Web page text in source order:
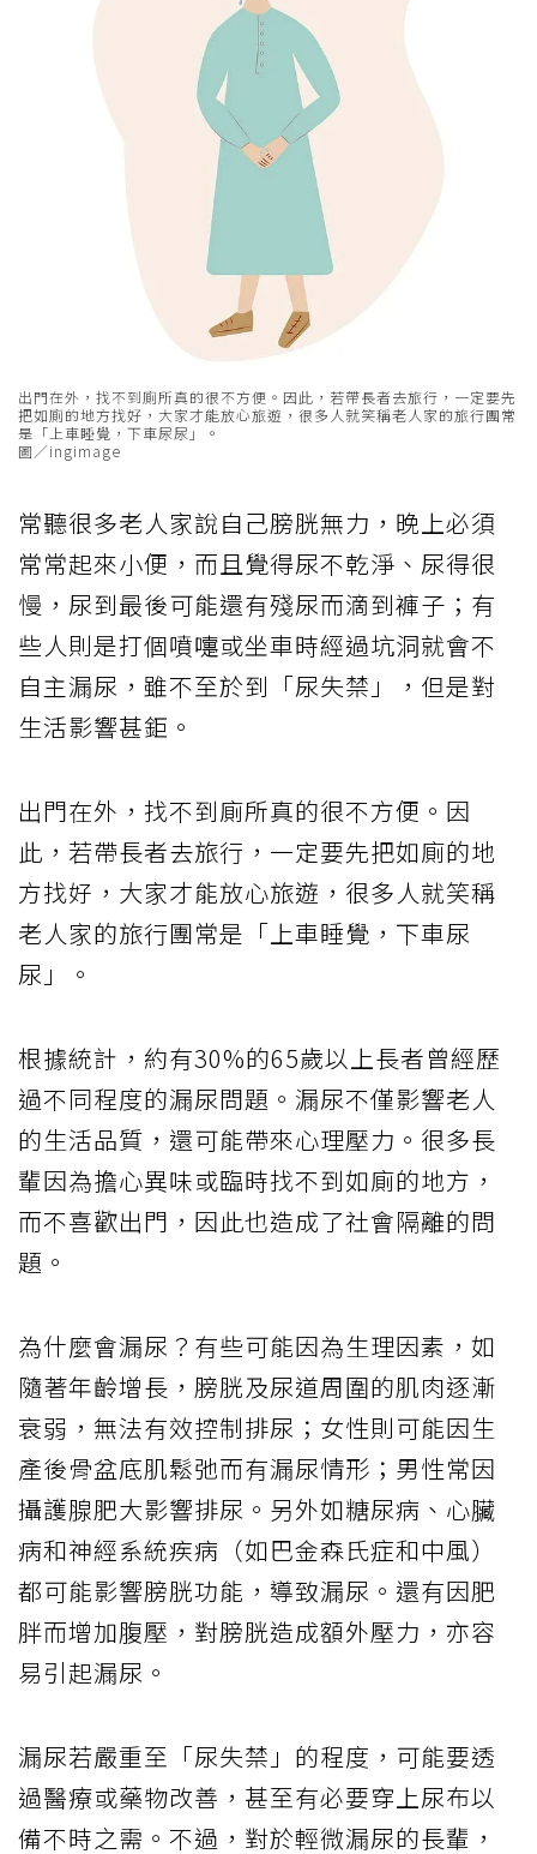
出門在外，找不到廁所真的很不方便。因此，若帶長者去旅行，一定要先
把如廁的地方找好，大家才能放心旅遊，很多人就笑稱老人家的旅行團常
是「上車睡覺，下車尿尿」。
圖／ingimage
常聽很多老人家說自己膀胱無力，晚上必須
常常起來小便，而且覺得尿不乾淨、尿得很
慢，尿到最後可能還有殘尿而滴到褲子；有
些人則是打個噴嚏或坐車時經過坑洞就會不
自主漏尿，雖不至於到「尿失禁」，但是對
生活影響甚鉅。
出門在外，找不到廁所真的很不方便。因
此，若帶長者去旅行，一定要先把如廁的地
方找好，大家才能放心旅遊，很多人就笑稱
老人家的旅行團常是「上車睡覺，下車尿
尿」。
根據統計，約有30%的65歲以上長者曾經歷
過不同程度的漏尿問題。漏尿不僅影響老人
的生活品質，還可能帶來心理壓力。很多長
輩因為擔心異味或臨時找不到如廁的地方，
而不喜歡出門，因此也造成了社會隔離的問
題。
為什麼會漏尿？有些可能因為生理因素，如
隨著年齡增長，膀胱及尿道周圍的肌肉逐漸
衰弱，無法有效控制排尿；女性則可能因生
產後骨盆底肌鬆弛而有漏尿情形；男性常因
攝護腺肥大影響排尿。另外如糖尿病、心臟
病和神經系統疾病（如巴金森氏症和中風）
都可能影響膀胱功能，導致漏尿。還有因肥
胖而增加腹壓，對膀胱造成額外壓力，亦容
易引起漏尿。
漏尿若嚴重至「尿失禁」的程度，可能要透
過醫療或藥物改善，甚至有必要穿上尿布以
備不時之需。不過，對於輕微漏尿的長輩，